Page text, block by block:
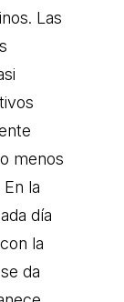
Las
menos
la
día
la
da